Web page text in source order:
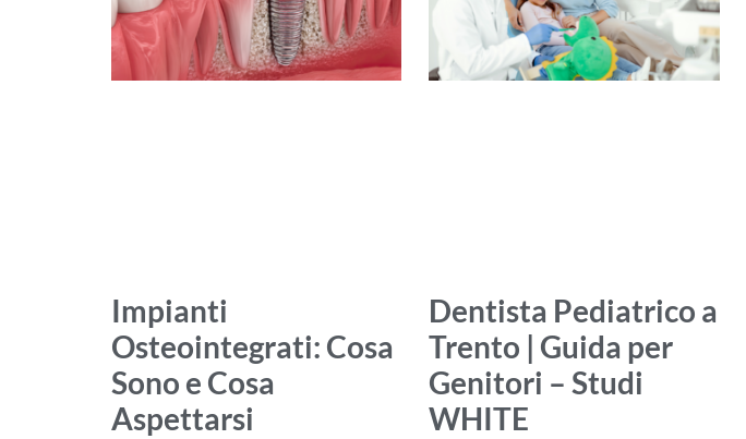
Impianti
Osteointegrati: Cosa
Sono e Cosa
Aspettarsi
Dentista Pediatrico a
Trento | Guida per
Genitori – Studi
WHITE